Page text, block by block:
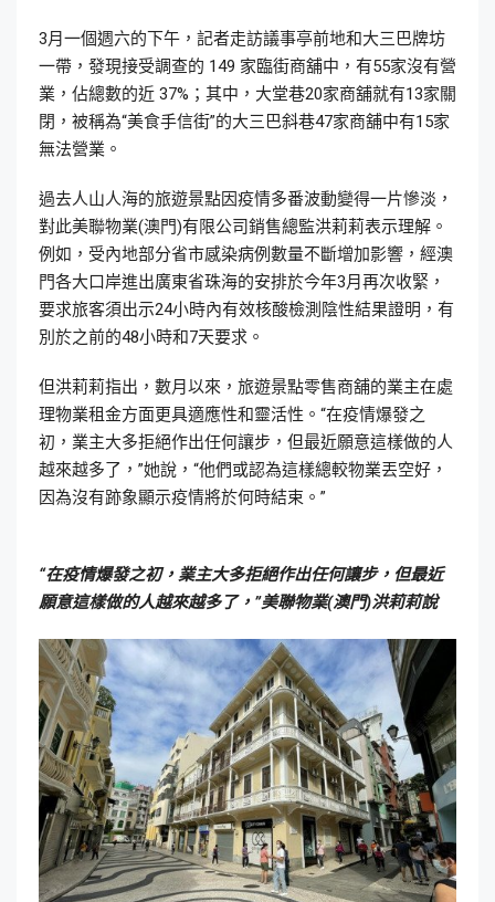
3月一個週六的下午，記者走訪議事亭前地和大三巴牌坊
一帶，發現接受調查的 149 家臨街商舖中，有55家沒有營
業，佔總數的近 37%；其中，大堂巷20家商舖就有13家關
閉，被稱為“美食手信街”的大三巴斜巷47家商舖中有15家
無法營業。
過去人山人海的旅遊景點因疫情多番波動變得一片慘淡，
對此美聯物業(澳門)有限公司銷售總監洪莉莉表示理解。
例如，受內地部分省市感染病例數量不斷增加影響，經澳
門各大口岸進出廣東省珠海的安排於今年3月再次收緊，
要求旅客須出示24小時內有效核酸檢測陰性結果證明，有
別於之前的48小時和7天要求。
但洪莉莉指出，數月以來，旅遊景點零售商舖的業主在處
理物業租金方面更具適應性和靈活性。“在疫情爆發之
初，業主大多拒絕作出任何讓步，但最近願意這樣做的人
越來越多了，”她說，“他們或認為這樣總較物業丟空好，
因為沒有跡象顯示疫情將於何時結束。”
“在疫情爆發之初，業主大多拒絕作出任何讓步，但最近
願意這樣做的人越來越多了，”美聯物業(澳門)洪莉莉說